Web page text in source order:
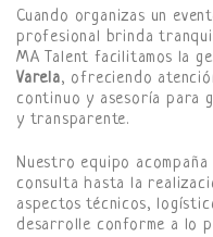
Cuando organizas un
profesional brinda
MA Talent facilitamos la
Varela, ofreciendo
continuo y asesoría para
y transparente.
Nuestro equipo
consulta hasta la
aspectos técnicos,
desarrolle conforme a lo